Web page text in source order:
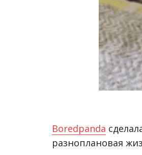
Вoredpanda
разноплановая